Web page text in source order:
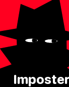
Imposter